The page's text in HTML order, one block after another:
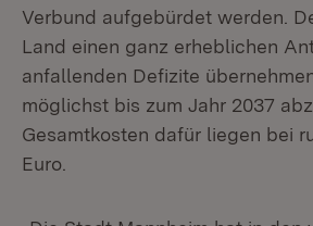
Verbund aufgebürdet werden.
Land einen ganz erheblichen
anfallenden Defizite
möglichst bis zum Jahr 2037
Gesamtkosten dafür liegen bei
Euro.